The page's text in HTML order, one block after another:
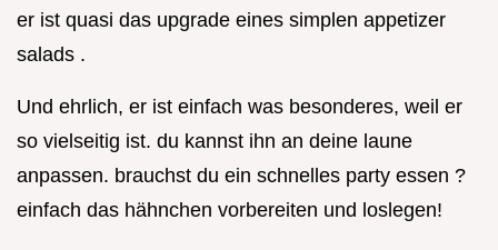
er ist quasi das upgrade eines simplen appetizer
salads .
Und ehrlich, er ist einfach was besonderes, weil er
so vielseitig ist. du kannst ihn an deine laune
anpassen. brauchst du ein schnelles party essen ?
einfach das hähnchen vorbereiten und loslegen!